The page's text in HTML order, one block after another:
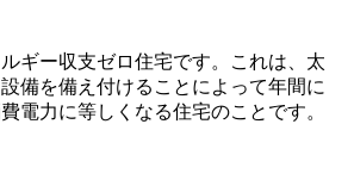
ギー収支ゼロ住宅です。これは、太
備を備え付けることによって年間に
電力に等しくなる住宅のことです。